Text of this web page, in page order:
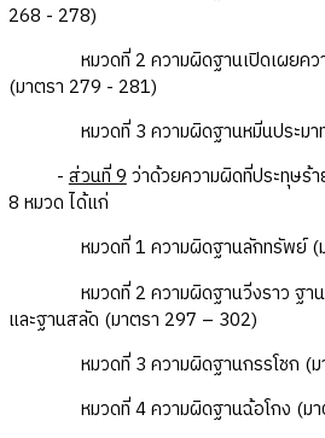
268 - 278)
หมวดที่ 2 ความผิดฐานเปิดเผยควา
(มาตรา 279 - 281)
หมวดที่ 3 ความผิดฐานหมิ่นประมาท
-ส่วนที่ 9ว่าด้วยความผิดที่ประทุษร้
8 หมวด ได้แก่
หมวดที่ 1 ความผิดฐานลักทรัพย์ (ม
หมวดที่ 2 ความผิดฐานวิ่งราว ฐาน
และฐานสลัด (มาตรา 297 – 302)
หมวดที่ 3 ความผิดฐานกรรโชก (ม
หมวดที่ 4 ความผิดฐานฉ้อโกง (มา